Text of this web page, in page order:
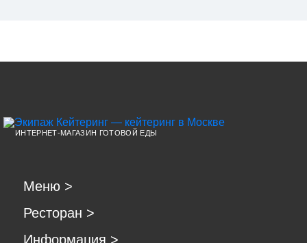
ИНТЕРНЕТ-МАГАЗИН ГОТОВОЙ ЕДЫ
Меню >
Ресторан >
Информация >